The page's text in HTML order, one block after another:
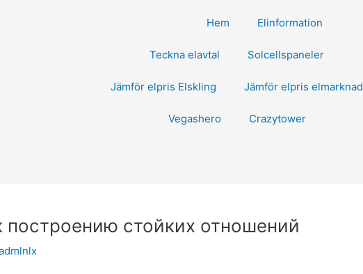
Hem Elinformation
Teckna elavtal Solcellspaneler
Jämför elpris Elskling Jämför elpris elmarknad
Vegashero Crazytower
построению стойких отношений